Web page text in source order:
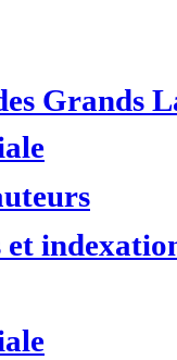
Grands
et